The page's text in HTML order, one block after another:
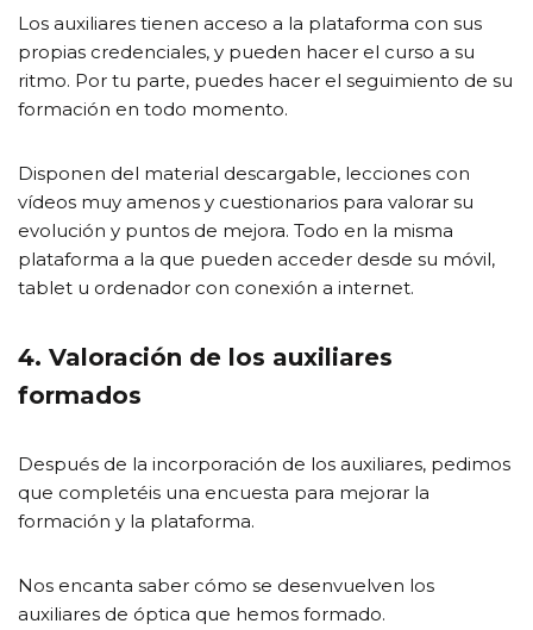
Los auxiliares tienen acceso a la plataforma con sus
propias credenciales, y pueden hacer el curso a su
ritmo. Por tu parte, puedes hacer el seguimiento de su
formación en todo momento.
Disponen del material descargable, lecciones con
vídeos muy amenos y cuestionarios para valorar su
evolución y puntos de mejora. Todo en la misma
plataforma a la que pueden acceder desde su móvil,
tablet u ordenador con conexión a internet.
4. Valoración de los auxiliares
formados
Después de la incorporación de los auxiliares, pedimos
que completéis una encuesta para mejorar la
formación y la plataforma.
Nos encanta saber cómo se desenvuelven los
auxiliares de óptica que hemos formado.